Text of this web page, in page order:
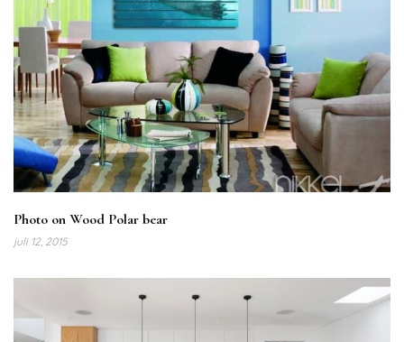
Photo on Wood Polar bear
juli 12, 2015